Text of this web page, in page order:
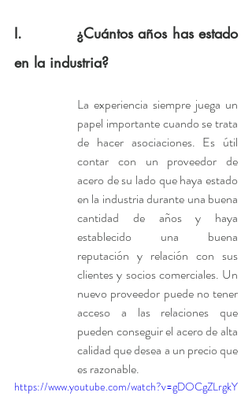
I.           ¿Cuántos años has estado
en la industria?
La experiencia siempre juega un
papel importante cuando se trata
de hacer asociaciones. Es útil
contar con un proveedor de
acero de su lado que haya estado
en la industria durante una buena
cantidad de años y haya
establecido una buena
reputación y relación con sus
clientes y socios comerciales. Un
nuevo proveedor puede no tener
acceso a las relaciones que
pueden conseguir el acero de alta
calidad que desea a un precio que
es razonable.
https://www.youtube.com/watch?v=gDOCgZLrgkY